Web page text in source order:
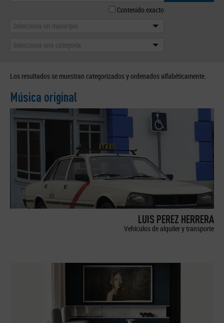
Contenido exacto
Selecciona un municipio
Selecciona una categoría
Los resultados se muestran categorizados y ordenados alfabéticamente.
Música original
LUIS PEREZ HERRERA
Vehículos de alquiler y transporte